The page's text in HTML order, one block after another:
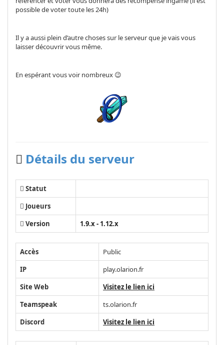
possible de voter toute les 24h)
Il y a aussi plein d’autre choses sur le serveur que je vais vous
laisser découvrir vous même.
En espérant vous voir nombreux 😉
Détails du serveur
Statut
Joueurs
Version
1.9.x - 1.12.x
Accès
Public
IP
play.olarion.fr
Site Web
Visitez le lien ici
Teamspeak
ts.olarion.fr
Discord
Visitez le lien ici